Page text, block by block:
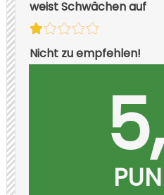
weist Schwächen auf
Nicht zu empfehlen!